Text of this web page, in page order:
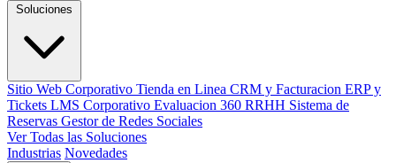
Sitio Web Corporativo Tienda en Linea CRM y Facturacion ERP y
Tickets LMS Corporativo Evaluacion 360 RRHH Sistema de
Reservas Gestor de Redes Sociales
Ver Todas las Soluciones
Industrias Novedades